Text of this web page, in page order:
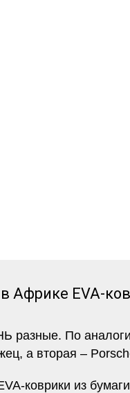
Африке EVA-
По
а вторая –
коврики из